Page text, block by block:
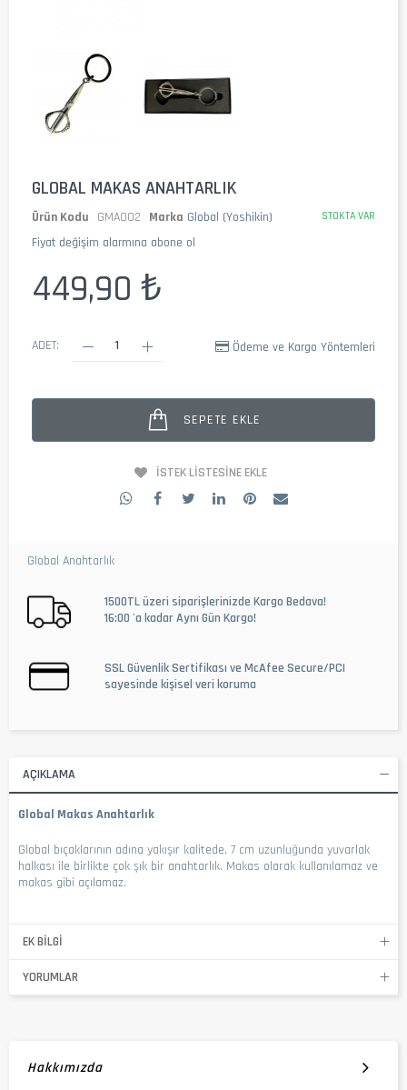
GLOBAL MAKAS ANAHTARLIK
Ürün Kodu GMA002 Marka Global (Yoshikin) STOKTA VAR
Fiyat değişim alarmına abone ol
449,90 ₺
ADET:
SEPETE EKLE
Ödeme ve Kargo Yöntemleri
İSTEK LISTESINE EKLE
Global Anahtarlık
1500TL üzeri siparişlerinizde Kargo Bedava!
16:00 'a kadar Aynı Gün Kargo!
SSL Güvenlik Sertifikası ve McAfee Secure/PCI
sayesinde kişisel veri koruma
AÇIKLAMA
Global Makas Anahtarlık
Global bıçaklarının adına yakışır kalitede, 7 cm uzunluğunda yuvarlak
halkası ile birlikte çok şık bir anahtarlık. Makas olarak kullanılamaz ve
makas gibi açılamaz.
EK BILGI
YORUMLAR
Hakkımızda